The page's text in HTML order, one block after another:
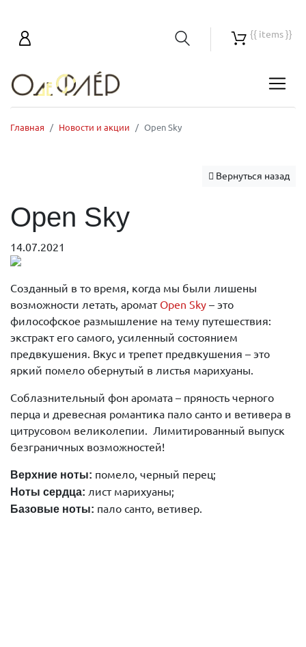
{{ items }}
Главная Новости и акции Open Sky
Вернуться назад
Open Sky
14.07.2021
Созданный в то время, когда мы были лишены
возможности летать, аромат Open Sky – это
философское размышление на тему путешествия:
экстракт его самого, усиленный состоянием
предвкушения. Вкус и трепет предвкушения – это
яркий помело обернутый в листья марихуаны.
Соблазнительный фон аромата – пряность черного
перца и древесная романтика пало санто и ветивера в
цитрусовом великолепии. Лимитированный выпуск
безграничных возможностей!
Верхние ноты: помело, черный перец;
Ноты сердца: лист марихуаны;
Базовые ноты: пало санто, ветивер.